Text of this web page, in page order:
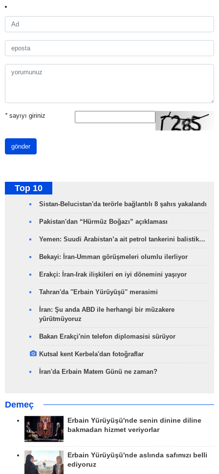
*sayıyı giriniz
gönder
Top 10
Sistan-Belucistan'da terörle bağlantılı 8 şahıs yakalandı
Pakistan'dan “Hürmüz Boğazı” açıklaması
Yemen: Suudi Arabistan’a ait petrol tankerini balistik…
Bekayi: İran-Umman görüşmeleri olumlu ilerliyor
Erakçi: İran-Irak ilişkileri en iyi dönemini yaşıyor
Tahran'da ''Erbain Yürüyüşü'' merasimi
İran: Şu anda ABD ile herhangi bir müzakere
yürütmüyoruz
Bakan Erakçi'nin telefon diplomasisi sürüyor
Kutsal kent Kerbela'dan fotoğraflar
İran'da Erbain Matem Günü ne zaman?
Demeç
Erbain Yürüyüşü'nde senin dinine diline
bakmadan hizmet veriyorlar
Erbain Yürüyüşü'nde aslında safımızı belli
ediyoruz